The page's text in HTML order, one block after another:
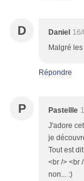
D Daniel
Malgré
Répondre
P Pastellle
J'adore
je
Tout est
<br /> <br
non... :)